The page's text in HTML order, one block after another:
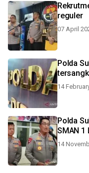
reguler
07 April
Polda
14
Polda
SMAN 1
14